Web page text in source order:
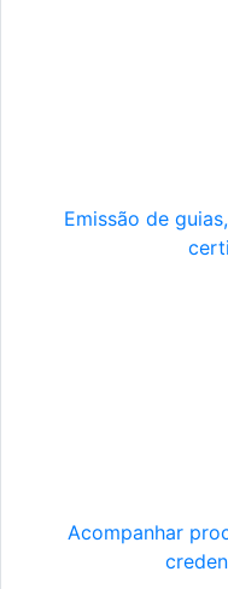
Emissão de
Acompanhar